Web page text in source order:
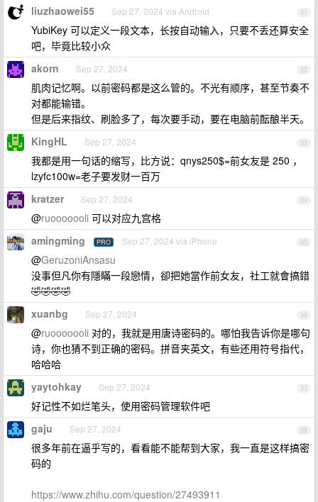
31
liuzhaowei55 Sep 27, 2024 via Android
YubiKey 可以定义一段文本，长按自动输入，只要不丢还算安全
吧，毕竟比较小众
32
akorn Sep 27, 2024
肌肉记忆啊。以前密码都是这么管的。不光有顺序，甚至节奏不
对都能输错。
但是后来指纹、刷脸多了，每次要手动，要在电脑前酝酿半天。
33
KingHL Sep 27, 2024
我都是用一句话的缩写，比方说：qnys250$=前女友是 250 ，
lzyfc100w=老子要发财一百万
34
kratzer Sep 27, 2024
@ruooooooli 可以对应九宫格
35
amingming PRO Sep 27, 2024 via iPhone
@GeruzoniAnsasu
没事但凡你有隱瞞一段戀情，卻把她當作前女友，社工就會搞錯
🤣🤣🤣🤣
36
xuanbg Sep 27, 2024
@ruooooooli 对的，我就是用唐诗密码的。哪怕我告诉你是哪句
诗，你也猜不到正确的密码。拼音夹英文，有些还用符号指代，
哈哈哈
37
yaytohkay Sep 27, 2024
好记性不如烂笔头，使用密码管理软件吧
38
gaju Sep 27, 2024
很多年前在逼乎写的，看看能不能帮到大家，我一直是这样搞密
码的
https://www.zhihu.com/question/27493911